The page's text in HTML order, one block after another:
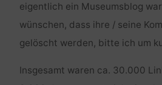
eigentlich ein Museumsblog
wünschen, dass ihre / seine
gelöscht werden, bitte ich um
Insgesamt waren ca. 30.000